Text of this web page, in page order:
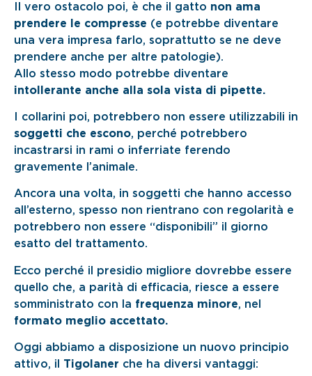
Il vero ostacolo poi, è che il gatto non ama
prendere le compresse (e potrebbe diventare
una vera impresa farlo, soprattutto se ne deve
prendere anche per altre patologie).
Allo stesso modo potrebbe diventare
intollerante anche alla sola vista di pipette.
I collarini poi, potrebbero non essere utilizzabili in
soggetti che escono, perché potrebbero
incastrarsi in rami o inferriate ferendo
gravemente l’animale.
Ancora una volta, in soggetti che hanno accesso
all’esterno, spesso non rientrano con regolarità e
potrebbero non essere “disponibili” il giorno
esatto del trattamento.
Ecco perché il presidio migliore dovrebbe essere
quello che, a parità di efficacia, riesce a essere
somministrato con la frequenza minore, nel
formato meglio accettato.
Oggi abbiamo a disposizione un nuovo principio
attivo, il Tigolaner che ha diversi vantaggi: